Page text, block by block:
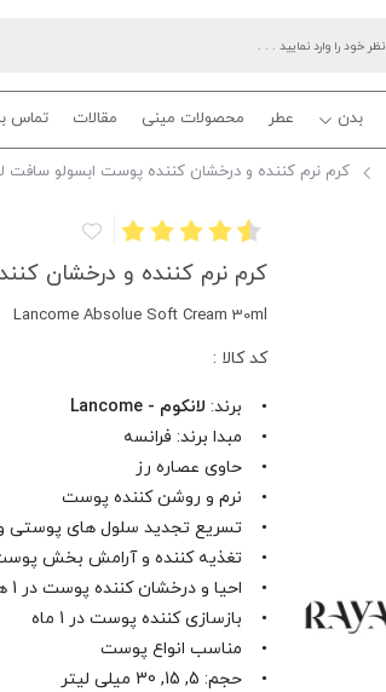
بدن عطر محصولات مینی مقالات تماس
کرم نرم کننده و درخشان کننده پوست ابسولو سافت
کرم نرم کننده و درخشان
Lancome Absolue Soft Cream 30ml
کد کالا :
• برند: لانکوم - Lancome
• مبدا برند: فرانسه
• حاوی عصاره رز
• نرم و روشن کننده پوست
• تسریع تجدید سلول های پوستی و بازسازی
• تغذیه کننده و آرامش بخش پوست در
• احیا و درخشان کننده پوست در 1 هفته
• بازسازی کننده پوست در 1 ماه
• مناسب انواع پوست
• حجم: 5, 15, 30 میلی لیتر